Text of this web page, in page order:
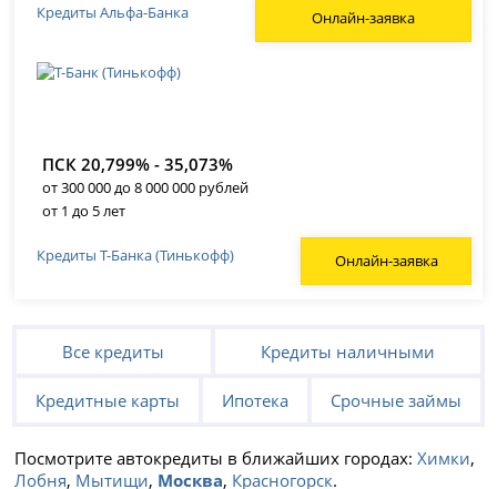
Онлайн-заявка
Кредиты Альфа-Банка
ПСК 20,799% - 35,073%
от 300 000 до 8 000 000 рублей
от 1 до 5 лет
Онлайн-заявка
Кредиты Т-Банка (Тинькофф)
Все кредиты Кредиты наличными
Кредитные карты Ипотека Срочные займы
Посмотрите автокредиты в ближайших городах:Химки,
Лобня, Мытищи, Москва, Красногорск.